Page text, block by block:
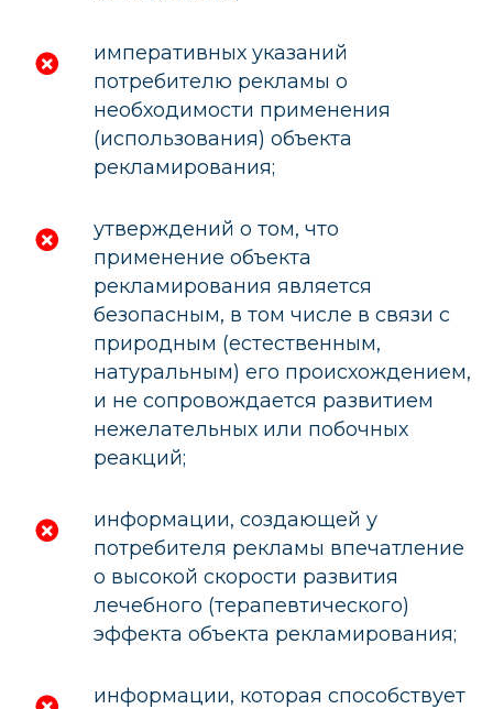
императивных указаний
потребителю рекламы о
необходимости применения
(использования) объекта
рекламирования;
утверждений о том, что
применение объекта
рекламирования является
безопасным, в том числе в связи с
природным (естественным,
натуральным) его происхождением,
и не сопровождается развитием
нежелательных или побочных
реакций;
информации, создающей у
потребителя рекламы впечатление
о высокой скорости развития
лечебного (терапевтического)
эффекта объекта рекламирования;
информации, которая способствует